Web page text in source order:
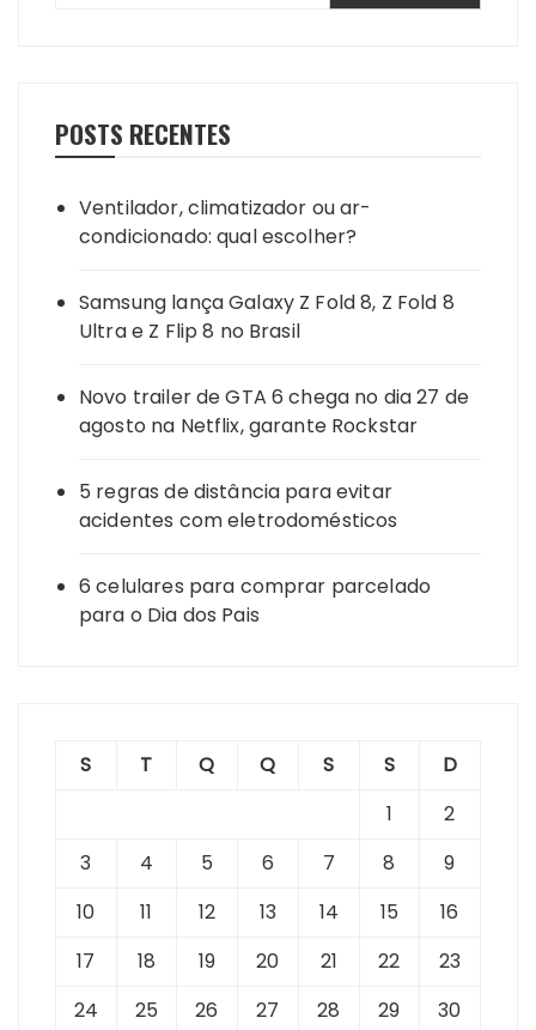
POSTS RECENTES
Ventilador, climatizador ou ar-
condicionado: qual escolher?
Samsung lança Galaxy Z Fold 8, Z Fold 8
Ultra e Z Flip 8 no Brasil
Novo trailer de GTA 6 chega no dia 27 de
agosto na Netflix, garante Rockstar
5 regras de distância para evitar
acidentes com eletrodomésticos
6 celulares para comprar parcelado
para o Dia dos Pais
S T Q Q S S
D
1
2
3
4 5 6 7 8
9
10
11 12 13 14 15
16
17
18 19 20 21 22
23
24
25 26 27 28 29
30